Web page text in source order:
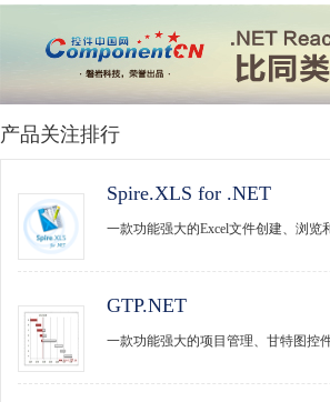
产品关注排行
Spire.XLS for .NET
一款功能强大的Excel文件创建、浏览
GTP.NET
一款功能强大的项目管理、甘特图控